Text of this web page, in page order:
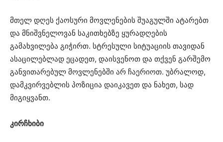
მთელ დღეს ქაოსური მოვლენების შუაგულში ატარებთ
და მნიშვნელოვან საკითხებზე ყურადღების
გამახვილება გიჭირთ. სტრესული სიტუაციის თავიდან
ასაცილებლად ეცადეთ, დაისვენოთ და თქვენ გარშემო
განვითარებულ მოვლენებში არ ჩაერიოთ. უბრალოდ,
დამკვირვებლის პოზიცია დაიკავეთ და ნახეთ, სად
მიგიყვანთ.
კირჩხიბი